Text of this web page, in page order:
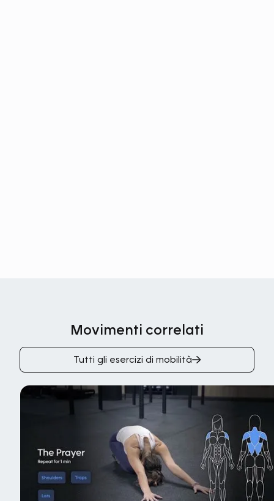
Movimenti correlati
Tutti gli esercizi di mobilità